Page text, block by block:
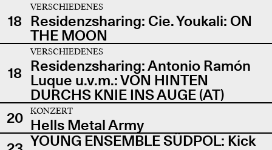
18
VERSCHIEDENES
Residenzsharing: Cie. Youkali: ON
THE MOON
18
VERSCHIEDENES
Residenzsharing: Antonio Ramón
Luque u.v.m.: VON HINTEN
DURCHS KNIE INS AUGE (AT)
20
KONZERT
Hells Metal Army
YOUNG ENSEMBLE SÜDPOL: Kick